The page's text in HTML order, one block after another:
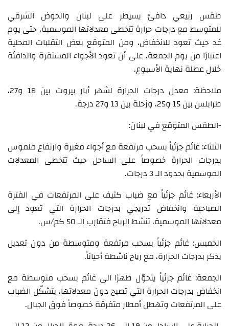
طقس ربيعي دافئ يسيطر على لبنان والحوض الشرقي
للمتوسط مع درجات حرارة تتخطى معدلاتها الموسمية، حتى يوم
غد حيث تعود للانخفاض، ومن المتوقع بعض التقلبات المحلية
اعتبارًا من يوم الجمعة، على أن تعود الأجواء المستقرة والدافئة
خلال عطلة نهاية الأسبوع.
ملاحظة: معدل درجات الحرارة لشهر أيار بيروت بين 18 و27،
طرابلس بين 15 و25، وزحلة بين 13 و27 درجة.
-الطقس المتوقع في لبنان:
الثلثاء: غائم جزئياً بسحب مرتفعة مع أجواء مغبرة وارتفاع ملموس
بدرجات الحرارة خصوصاً على الساحل حيث تتخطى المعدلات
الموسمية بحدود الـ 3 درجات.
الأربعاء: غائم جزئياً مع ضباب كثيف على المرتفعات في الفترة
الصباحية وانخفاض تدريجي بدرجات الحرارة التي تعود إلى
معدلاتها الموسمية، تنشط الرياح فتقارب الـ 50 كم/س.
الخميس: غائم جزئياً بسحب مرتفعة ومتوسطة من دون تعديل
يذكر بدرجات الحرارة، مع رياح ناشطة أحياناً.
الجمعة: غائم جزئياً يتحوّل ظهرًا الى غائم بسحب متوسطة مع
انخفاض بدرجات الحرارة التي تصبح دون معدلاتها، يتشكّل الضباب
على المرتفعات وتهطل أمطار متفرقة خصوصاً فوق الجبال.